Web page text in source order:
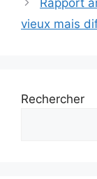
vieux mais
Rechercher